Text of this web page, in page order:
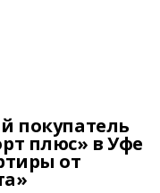
покупатель
плюс» в Уфе
от